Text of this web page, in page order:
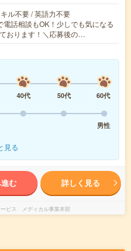
ル不要 / 英語力不要
話相談もOK！少しでも気になる
おります！＼応募後の…
40代 50代
60代
男性
見る
む 詳しく見る
ビス メディカル事業本部